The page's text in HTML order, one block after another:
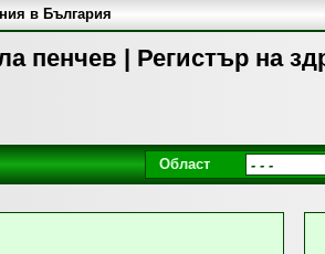
пенчев | Регистър на
в България
Област